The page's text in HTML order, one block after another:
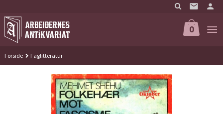
til
innholdet
0
Forside Faglitteratur